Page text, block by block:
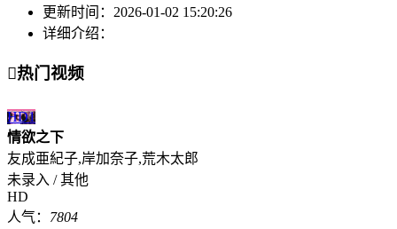
更新时间： 2026-01-02 15:20:26
详细介绍：
热门视频
HD1
情欲之下
友成亜紀子,岸加奈子,荒木太郎
未录入 / 其他
HD
人气： 7804